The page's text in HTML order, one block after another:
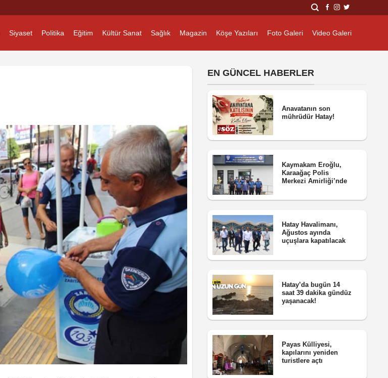
Siyaset Politika Eğitim Kültür Sanat Sağlık Magazin Köşe Yazıları Foto Galeri Video Galeri
EN GÜNCEL HABERLER
Anavatanın son
mührüdür Hatay!
Kaymakam Eroğlu,
Karaağaç Polis
Merkezi Amirliği’nde
Hatay Havalimanı,
Ağustos ayında
uçuşlara kapatılacak
Hatay’da bugün 14
saat 39 dakika gündüz
yaşanacak!
Payas Külliyesi,
kapılarını yeniden
turistlere açtı